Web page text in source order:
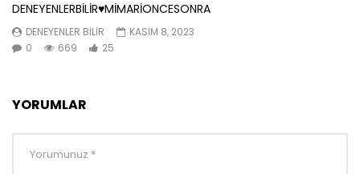
DENEYENLERBİLİR♥️MİMARİONCESONRA
DENEYENLER BILIR
KASIM 8, 2023
0
669 25
YORUMLAR